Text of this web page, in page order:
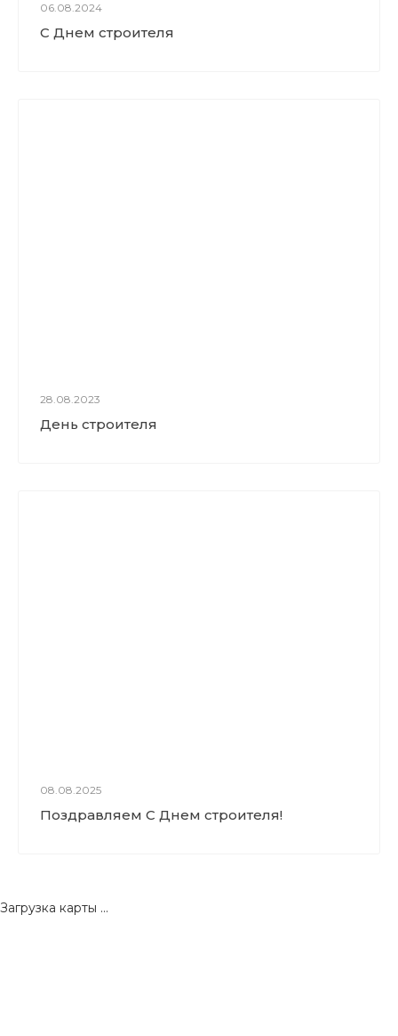
06.08.2024
С Днем строителя
28.08.2023
День строителя
08.08.2025
Поздравляем С Днем строителя!
Загрузка карты ...